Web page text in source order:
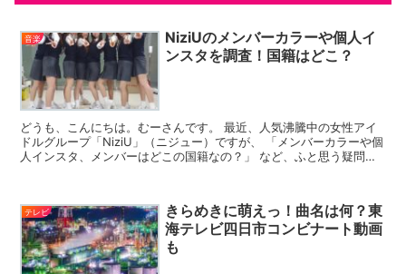
音楽
NiziUのメンバーカラーや個人イ
ンスタを調査！国籍はどこ？
どうも、こんにちは。むーさんです。 最近、人気沸騰中の女性アイ
ドルグループ「NiziU」（ニジュー）ですが、 「メンバーカラーや個
人インスタ、メンバーはどこの国籍なの？」 など、ふと思う疑問に
テレビ
きらめきに萌えっ！曲名は何？東
海テレビ四日市コンビナート動画
も